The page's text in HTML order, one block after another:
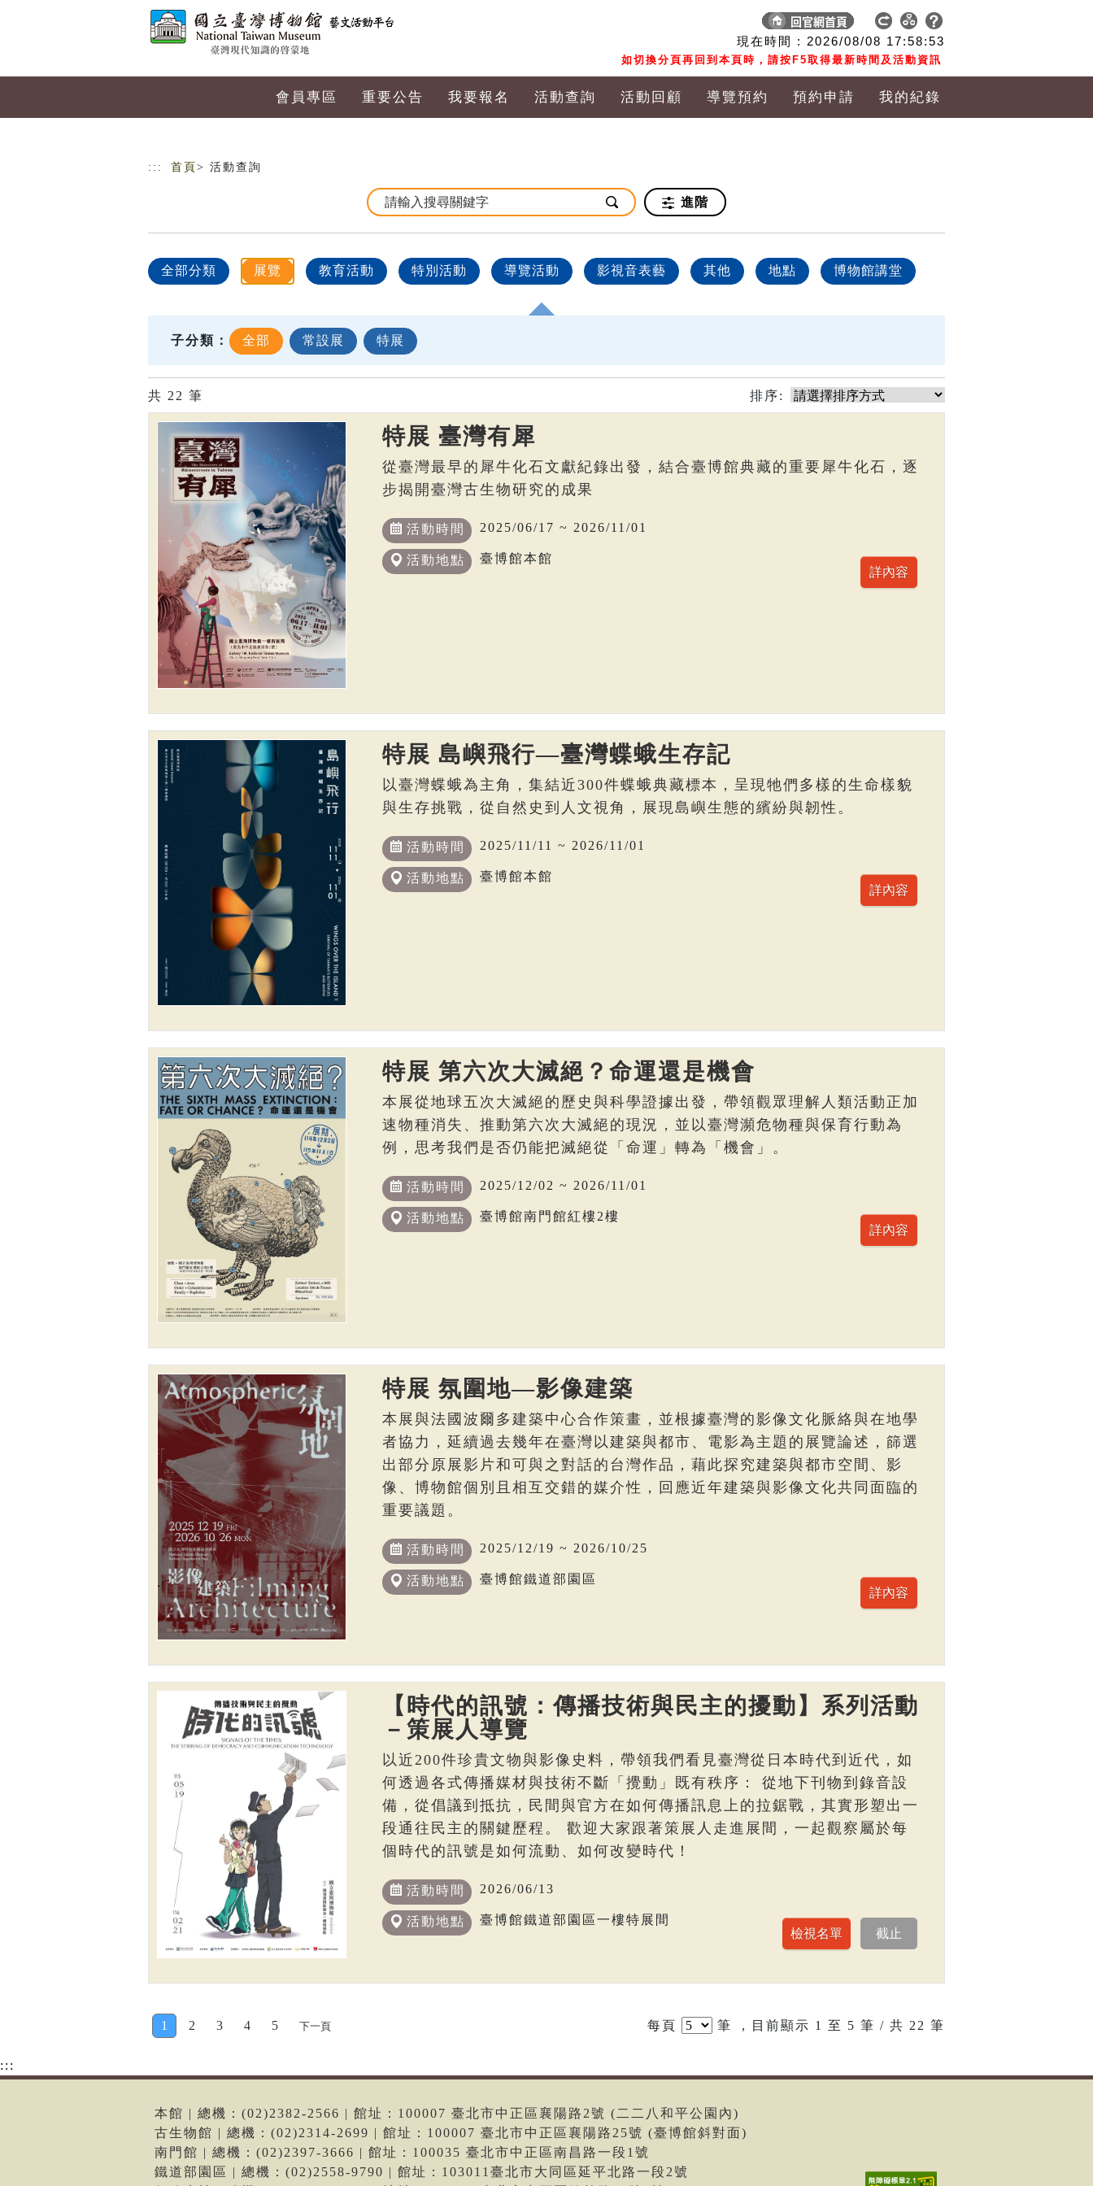
現在時間 : 2026/08/08 17:58:54
如切換分頁再回到本頁時，請按F5取得最新時間及活動資訊
會員專區 重要公告 我要報名 活動查詢 活動回顧 導覽預約 預約申請 我的紀錄
::: 首頁 > 活動查詢
進階
全部分類 展覽 教育活動 特別活動 導覽活動 影視音表藝 其他 地點 博物館講堂
子分類： 全部 常設展 特展
共 22 筆 排序:
特展 臺灣有犀
從臺灣最早的犀牛化石文獻紀錄出發，結合臺博館典藏的重要犀牛化石，逐
步揭開臺灣古生物研究的成果
活動時間 2025/06/17 ~ 2026/11/01
活動地點 臺博館本館
特展 島嶼飛行—臺灣蝶蛾生存記
以臺灣蝶蛾為主角，集結近300件蝶蛾典藏標本，呈現牠們多樣的生命樣貌
與生存挑戰，從自然史到人文視角，展現島嶼生態的繽紛與韌性。
活動時間 2025/11/11 ~ 2026/11/01
活動地點 臺博館本館
特展 第六次大滅絕？命運還是機會
本展從地球五次大滅絕的歷史與科學證據出發，帶領觀眾理解人類活動正加
速物種消失、推動第六次大滅絕的現況，並以臺灣瀕危物種與保育行動為
例，思考我們是否仍能把滅絕從「命運」轉為「機會」。
活動時間 2025/12/02 ~ 2026/11/01
活動地點 臺博館南門館紅樓2樓
特展 氛圍地—影像建築
本展與法國波爾多建築中心合作策畫，並根據臺灣的影像文化脈絡與在地學
者協力，延續過去幾年在臺灣以建築與都市、電影為主題的展覽論述，篩選
出部分原展影片和可與之對話的台灣作品，藉此探究建築與都市空間、影
像、博物館個別且相互交錯的媒介性，回應近年建築與影像文化共同面臨的
重要議題。
活動時間 2025/12/19 ~ 2026/10/25
活動地點 臺博館鐵道部園區
【時代的訊號：傳播技術與民主的擾動】系列活動
－策展人導覽
以近200件珍貴文物與影像史料，帶領我們看見臺灣從日本時代到近代，如
何透過各式傳播媒材與技術不斷「攪動」既有秩序： 從地下刊物到錄音設
備，從倡議到抵抗，民間與官方在如何傳播訊息上的拉鋸戰，其實形塑出一
段通往民主的關鍵歷程。 歡迎大家跟著策展人走進展間，一起觀察屬於每
個時代的訊號是如何流動、如何改變時代！
活動時間 2026/06/13
活動地點 臺博館鐵道部園區一樓特展間
1 2 3 4 5 下一頁 每頁 筆 ，目前顯示 1 至 5 筆 / 共 22 筆
:::
本館 | 總機：(02)2382-2566 | 館址：100007 臺北市中正區襄陽路2號 (二二八和平公園內)
古生物館 | 總機：(02)2314-2699 | 館址：100007 臺北市中正區襄陽路25號 (臺博館斜對面)
南門館 | 總機：(02)2397-3666 | 館址：100035 臺北市中正區南昌路一段1號
鐵道部園區 | 總機：(02)2558-9790 | 館址：103011臺北市大同區延平北路一段2號